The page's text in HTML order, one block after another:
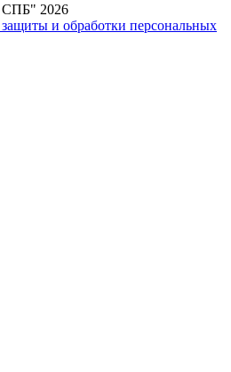
2026
и обработки персональных